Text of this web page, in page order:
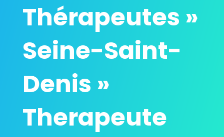
Thérapeutes »
Seine-Saint-
Denis »
Therapeute